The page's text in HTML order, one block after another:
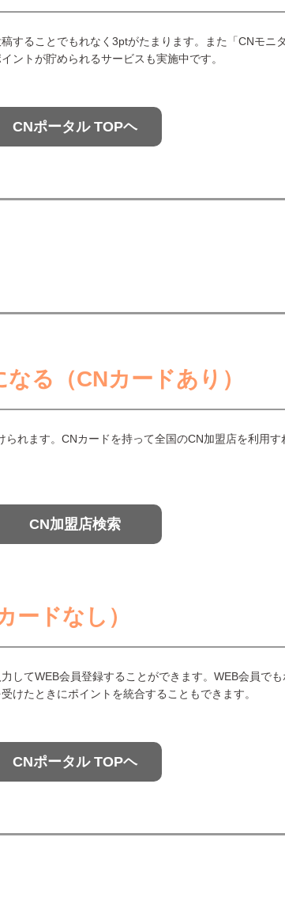
することでもれなく3ptがたまります。また「CNモニ
ントが貯められるサービスも実施中です。
CNポータル TOPヘ
る（CNカードあり）
れます。CNカードを持って全国のCN加盟店を利用
CN加盟店検索
ードなし）
してWEB会員登録することができます。WEB会員で
けたときにポイントを統合することもできます。
CNポータル TOPヘ